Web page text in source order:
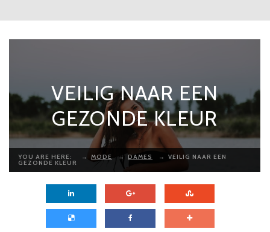
YOU ARE HERE: → MODE → DAMES → VEILIG NAAR EEN
GEZONDE KLEUR
VEILIG NAAR EEN
GEZONDE KLEUR